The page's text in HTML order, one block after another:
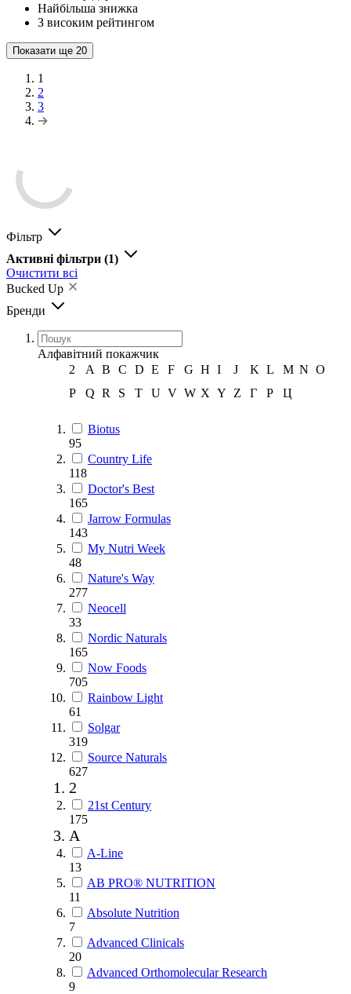
Найбільша знижка
З високим рейтингом
Показати ще 20
1
2
3
Фільтр
Активні фільтри (1)
Очистити всі
Bucked Up
Бренди
Алфавітний покажчик
2
A B C D E F G H I J K L M N O
P
Q R S T U V W X Y Z Г Р Ц
Biotus
95
Country Life
118
Doctor's Best
165
Jarrow Formulas
143
My Nutri Week
48
Nature's Way
277
Neocell
33
Nordic Naturals
165
Now Foods
705
Rainbow Light
61
Solgar
319
Source Naturals
627
2
21st Century
175
A
A-Line
13
AB PRO® NUTRITION
11
Absolute Nutrition
7
Advanced Clinicals
20
Advanced Orthomolecular Research
9